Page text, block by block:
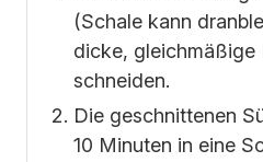
(Schale kann
dicke, gleichmäßige
schneiden.
Die geschnittenen
10 Minuten in eine